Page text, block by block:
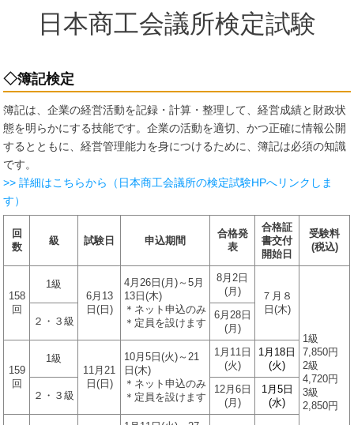
日本商工会議所検定試験
◇簿記検定
簿記は、企業の経営活動を記録・計算・整理して、経営成績と財政状
態を明らかにする技能です。企業の活動を適切、かつ正確に情報公開
するとともに、経営管理能力を身につけるために、簿記は必須の知識
です。
>> 詳細はこちらから（日本商工会議所の検定試験HPへリンクしま
す）
回
数
級 試験日 申込期間
合格発
表
合格証
書交付
開始日
受験料
(税込)
158
回
1級
6月13
日(日)
4月26日(月)～5月
13日(木)
＊ネット申込のみ
＊定員を設けます
8月2日
(月)
７月８
日(木)
1級
7,850円
2級
4,720円
3級
2,850円
２・３級
6月28日
(月)
159
回
1級
11月21
日(日)
10月5日(火)～21
日(木)
＊ネット申込のみ
＊定員を設けます
1月11日
(火)
1月18日
(火)
２・３級
12月6日
(月)
1月5日
(水)